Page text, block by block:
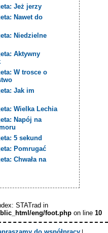
Jeż jerzy
Nawet do
Niedzielne
Aktywny
W trosce o
Jak im
Wielka Lechia
Napój na
5 sekund
Pomrugać
Chwała na
STATrad in
eng/foot.php on line 10